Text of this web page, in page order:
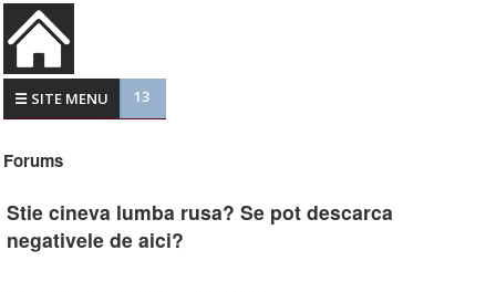
☰ SITE MENU 13
Forums
Stie cineva lumba rusa? Se pot descarca
negativele de aici?